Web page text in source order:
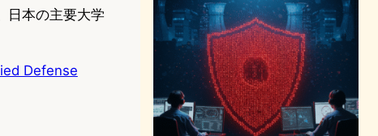
日本の主要大学
Defense